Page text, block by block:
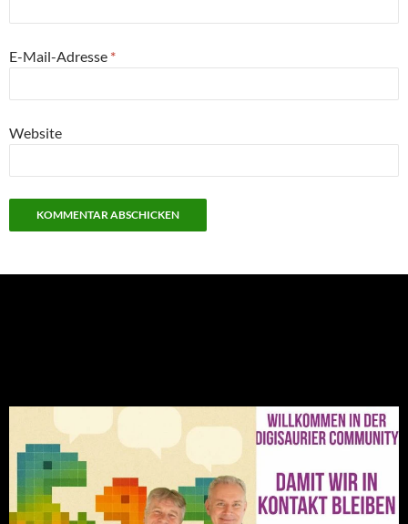
E-Mail-Adresse *
Website